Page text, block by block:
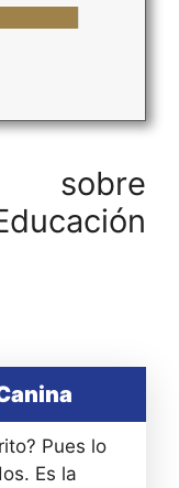
sobre
Pues lo
Es la